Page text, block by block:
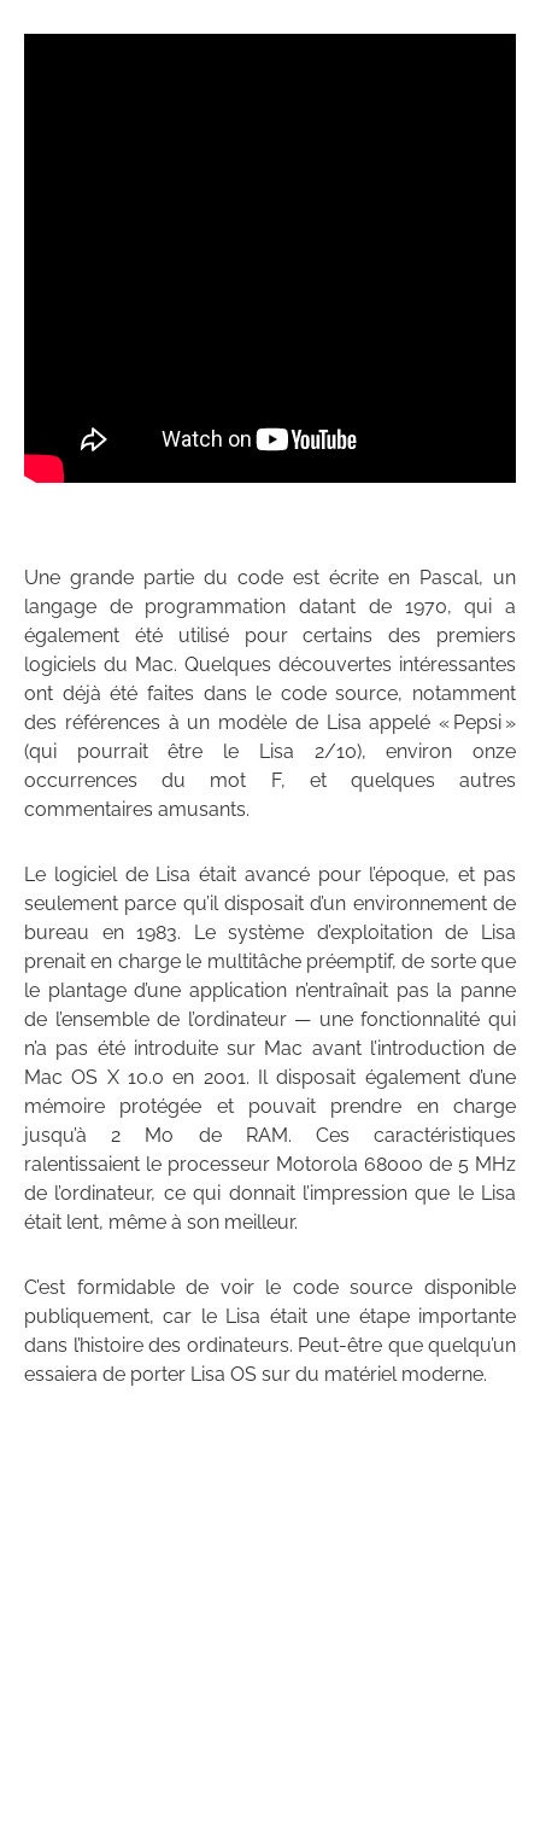
Une grande partie du code est écrite en Pascal, un
langage de programmation datant de 1970, qui a
également été utilisé pour certains des premiers
logiciels du Mac. Quelques découvertes intéressantes
ont déjà été faites dans le code source, notamment
des références à un modèle de Lisa appelé « Pepsi »
(qui pourrait être le Lisa 2/10), environ onze
occurrences du mot F, et quelques autres
commentaires amusants.
Le logiciel de Lisa était avancé pour l’époque, et pas
seulement parce qu’il disposait d’un environnement de
bureau en 1983. Le système d’exploitation de Lisa
prenait en charge le multitâche préemptif, de sorte que
le plantage d’une application n’entraînait pas la panne
de l’ensemble de l’ordinateur — une fonctionnalité qui
n’a pas été introduite sur Mac avant l’introduction de
Mac OS X 10.0 en 2001. Il disposait également d’une
mémoire protégée et pouvait prendre en charge
jusqu’à 2 Mo de RAM. Ces caractéristiques
ralentissaient le processeur Motorola 68000 de 5 MHz
de l’ordinateur, ce qui donnait l’impression que le Lisa
était lent, même à son meilleur.
C’est formidable de voir le code source disponible
publiquement, car le Lisa était une étape importante
dans l’histoire des ordinateurs. Peut-être que quelqu’un
essaiera de porter Lisa OS sur du matériel moderne.